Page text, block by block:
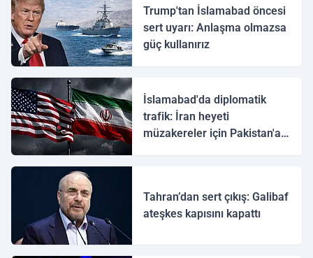
Trump'tan İslamabad öncesi
sert uyarı: Anlaşma olmazsa
güç kullanırız
İslamabad'da diplomatik
trafik: İran heyeti
müzakereler için Pakistan'a
Tahran’dan sert çıkış: Galibaf
ateşkes kapısını kapattı